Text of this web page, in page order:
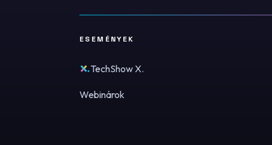
ESEMÉNYEK
TechShow X.
Webinárok